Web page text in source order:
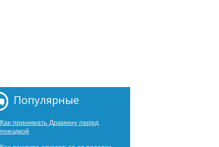
Популярные
Как принимать Драмину перед
поездкой